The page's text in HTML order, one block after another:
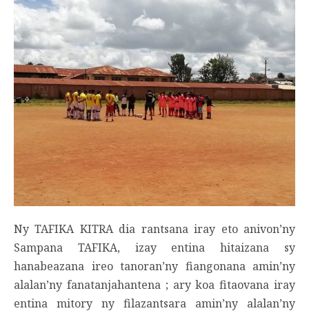
Ny TAFIKA KITRA dia rantsana iray eto anivon’ny
Sampana TAFIKA, izay entina hitaizana sy
hanabeazana ireo tanoran’ny fiangonana amin’ny
alalan’ny fanatanjahantena ; ary koa fitaovana iray
entina mitory ny filazantsara amin’ny alalan’ny